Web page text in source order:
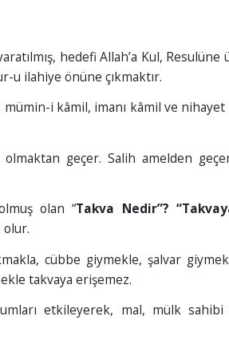
hedefi Allah’a Kul, Resulüne
u ilahiye önüne çıkmaktır.
i kâmil, imanı kâmil ve nihayet
geçer. Salih amelden
olan “Takva Nedir”?
olur.
cübbe giymekle, şalvar
takvaya erişemez.
etkileyerek, mal, mülk sahibi